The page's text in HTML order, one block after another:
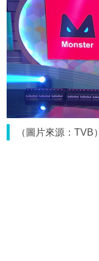
（圖片來源：TVB）